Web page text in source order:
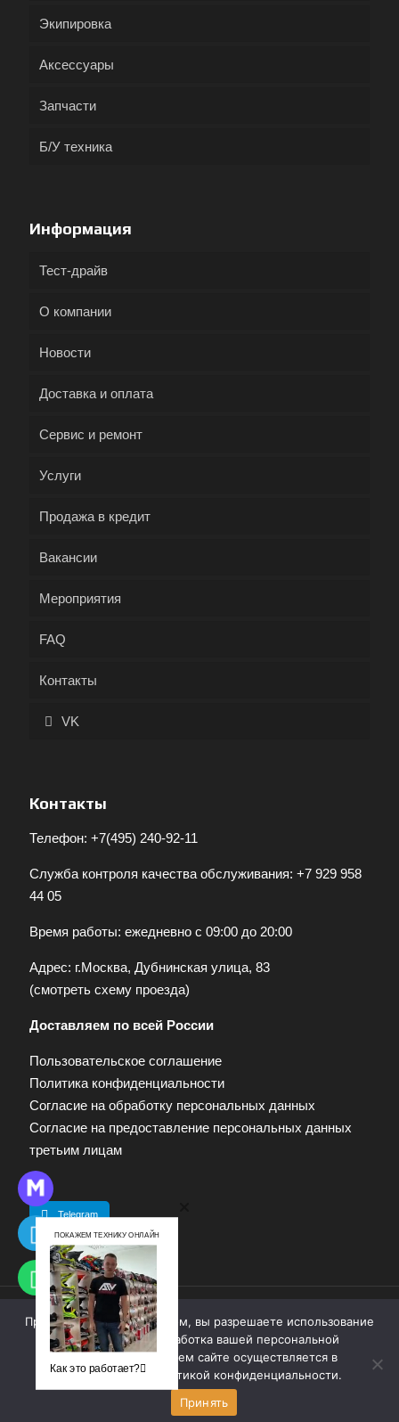
Экипировка
Аксессуары
Запчасти
Б/У техника
Информация
Тест-драйв
О компании
Новости
Доставка и оплата
Сервис и ремонт
Услуги
Продажа в кредит
Вакансии
Мероприятия
FAQ
Контакты
VK
Контакты
Телефон: +7(495) 240-92-11
Служба контроля качества обслуживания: +7 929 958
44 05
Время работы: ежедневно с 09:00 до 20:00
Адрес: г.Москва, Дубнинская улица, 83
(смотреть схему проезда)
Доставляем по всей России
Пользовательское соглашение
Политика конфиденциальности
Согласие на обработку персональных данных
Согласие на предоставление персональных данных
третьим лицам
Telegram
© 2009—2025. Квадропарк. Все права защищены.
Материалы, размещенные на сайте, не являются
публичной офертой. Для получения информации
обращайтесь к продавцу.
Продолжая работу с сайтом, вы разрешаете использование
cookie-файлов. Обработка вашей персональной
информации на нашем сайте осуществляется в
соответствии с
политикой конфиденциальности.
Принять
ПОКАЖЕМ ТЕХНИКУ ОНЛАЙН
Как это работает?